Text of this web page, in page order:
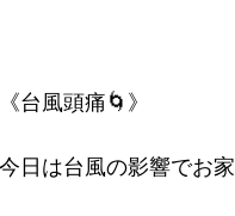
《台風頭痛🌀》
今日は台風の影響でお